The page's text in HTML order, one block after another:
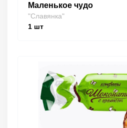
Маленькое чудо
"Славянка"
1 шт